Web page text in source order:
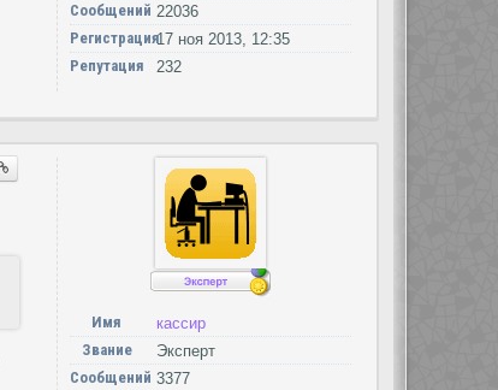
Сообщений 22036
Регистрация17 ноя 2013, 12:35
Репутация
232
Имя
кассир
Звание
Эксперт
Сообщений 3377